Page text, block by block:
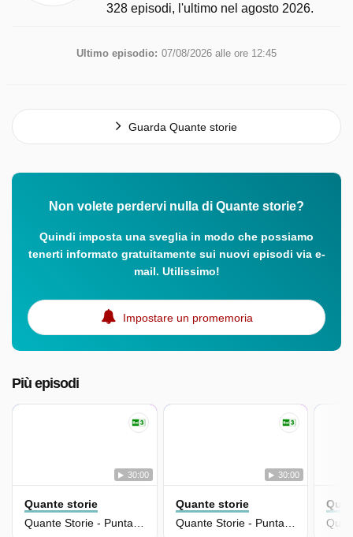
328 episodi, l'ultimo nel agosto 2026.
Ultimo episodio: 07/08/2026 alle ore 12:45
Guarda Quante storie
Non volete perdervi nulla di Quante storie?
Quindi imposta una sveglia in modo che possiamo
tenerti informato gratuitamente sui nuovi episodi via e-
mail. Utilissimo!
Impostare un promemoria
Più episodi
30:00
Quante storie
Quante Storie - Puntata Del 09/12/2025
30:00
Quante storie
Quante Storie - Puntata Del 05/12/2025